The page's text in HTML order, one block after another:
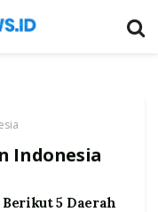
Indonesia
5 Daerah